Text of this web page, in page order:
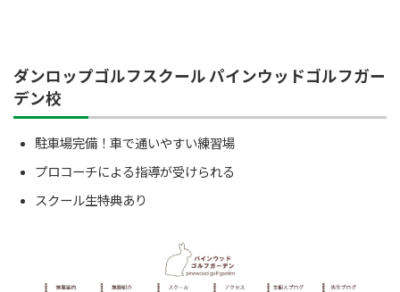
ダンロップゴルフスクール パインウッドゴルフガー
デン校
駐車場完備！車で通いやすい練習場
プロコーチによる指導が受けられる
スクール生特典あり